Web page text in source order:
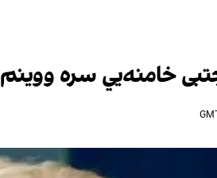
خامنه‌يي سره ووینم